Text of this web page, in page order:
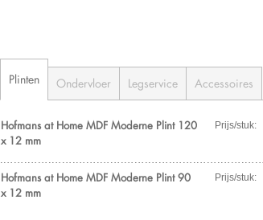
Plinten Ondervloer Legservice Accessoires
Hofmans at Home MDF Moderne Plint 120
x 12 mm
Prijs/stuk:
Hofmans at Home MDF Moderne Plint 90
x 12 mm
Prijs/stuk: